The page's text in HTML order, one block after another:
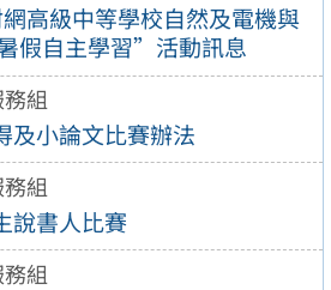
高級中等學校自然及電機與
假自主學習”活動訊息
組
及小論文比賽辦法
組
說書人比賽
組